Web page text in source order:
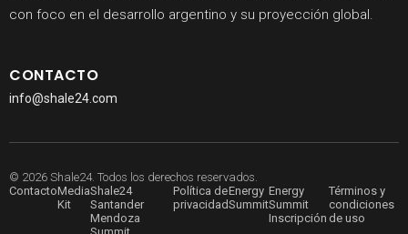
con foco en el desarrollo argentino y su proyección global.
CONTACTO
info@shale24.com
© 2026 Shale24. Todos los derechos reservados.
ContactoMedia
Kit
Shale24
Santander
Mendoza
Política de
privacidad
Energy
Summit
Energy
Summit
Inscripción
Términos y
condiciones
de uso